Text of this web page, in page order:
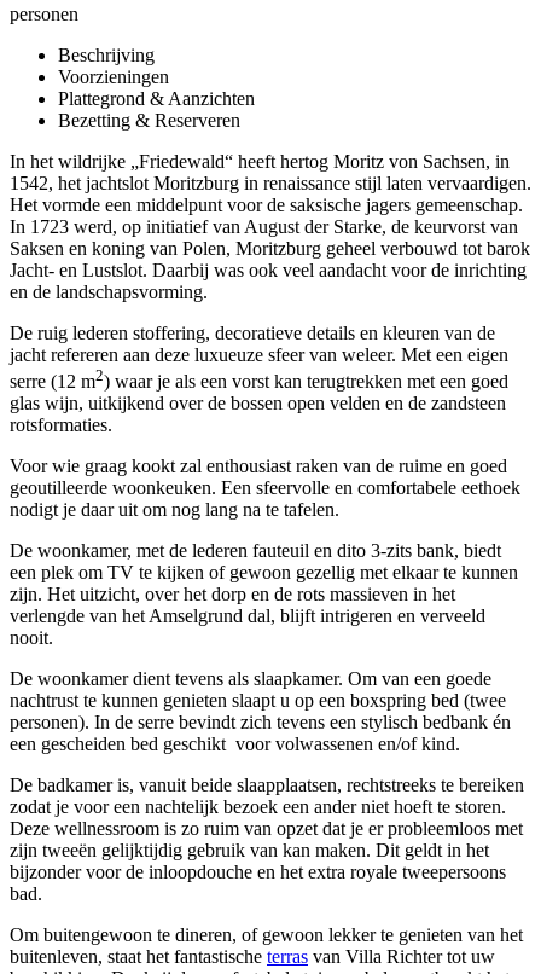
personen
Beschrijving
Voorzieningen
Plattegrond & Aanzichten
Bezetting & Reserveren
In het wildrijke „Friedewald“ heeft hertog Moritz von Sachsen, in
1542, het jachtslot Moritzburg in renaissance stijl laten vervaardigen.
Het vormde een middelpunt voor de saksische jagers gemeenschap.
In 1723 werd, op initiatief van August der Starke, de keurvorst van
Saksen en koning van Polen, Moritzburg geheel verbouwd tot barok
Jacht- en Lustslot. Daarbij was ook veel aandacht voor de inrichting
en de landschapsvorming.
De ruig lederen stoffering, decoratieve details en kleuren van de
jacht refereren aan deze luxueuze sfeer van weleer. Met een eigen
serre (12 m2) waar je als een vorst kan terugtrekken met een goed
glas wijn, uitkijkend over de bossen open velden en de zandsteen
rotsformaties.
Voor wie graag kookt zal enthousiast raken van de ruime en goed
geoutilleerde woonkeuken. Een sfeervolle en comfortabele eethoek
nodigt je daar uit om nog lang na te tafelen.
De woonkamer, met de lederen fauteuil en dito 3-zits bank, biedt
een plek om TV te kijken of gewoon gezellig met elkaar te kunnen
zijn. Het uitzicht, over het dorp en de rots massieven in het
verlengde van het Amselgrund dal, blijft intrigeren en verveeld
nooit.
De woonkamer dient tevens als slaapkamer. Om van een goede
nachtrust te kunnen genieten slaapt u op een boxspring bed (twee
personen). In de serre bevindt zich tevens een stylisch bedbank én
een gescheiden bed geschikt voor volwassenen en/of kind.
De badkamer is, vanuit beide slaapplaatsen, rechtstreeks te bereiken
zodat je voor een nachtelijk bezoek een ander niet hoeft te storen.
Deze wellnessroom is zo ruim van opzet dat je er probleemloos met
zijn tweeën gelijktijdig gebruik van kan maken. Dit geldt in het
bijzonder voor de inloopdouche en het extra royale tweepersoons
bad.
Om buitengewoon te dineren, of gewoon lekker te genieten van het
buitenleven, staat het fantastische terras van Villa Richter tot uw